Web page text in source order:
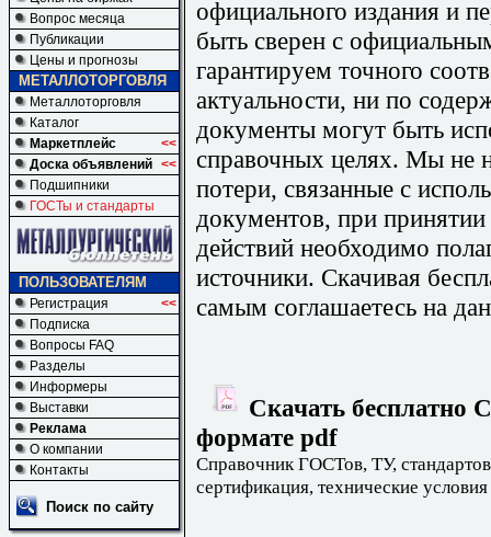
Вопрос месяца
Публикации
Цены и прогнозы
МЕТАЛЛОТОРГОВЛЯ
Металлоторговля
Каталог
Маркетплейс
<<
Доска объявлений <<
Подшипники
ГОСТы и стандарты
ПОЛЬЗОВАТЕЛЯМ
Регистрация
<<
Подписка
Вопросы FAQ
Разделы
Информеры
Выставки
Реклама
О компании
Контакты
Поиск по сайту
официального издания и
быть сверен с
гарантируем точного
актуальности, ни по
документы могут быть
справочных целях. Мы не
потери, связанные с
документов, при
действий необходимо
источники. Скачивая
самым соглашаетесь на
Скачать бесплатно
формате pdf
Справочник ГОСТов, ТУ,
сертификация, технические условия